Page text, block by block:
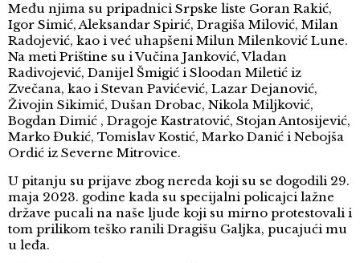
Među njima su pripadnici Srpske liste Goran Rakić,
Igor Simić, Aleksandar Spirić, Dragiša Milović, Milan
Radojević, kao i već uhapšeni Milun Milenković Lune.
Na meti Prištine su i Vučina Janković, Vladan
Radivojević, Danijel Šmigić i Sloodan Miletić iz
Zvečana, kao i Stevan Pavićević, Lazar Dejanović,
Živojin Sikimić, Dušan Drobac, Nikola Miljković,
Bogdan Dimić , Dragoje Kastratović, Stojan Antosijević,
Marko Đukić, Tomislav Kostić, Marko Danić i Nebojša
Ordić iz Severne Mitrovice.
U pitanju su prijave zbog nereda koji su se dogodili 29.
maja 2023. godine kada su specijalni policajci lažne
države pucali na naše ljude koji su mirno protestovali i
tom prilikom teško ranili Dragišu Galjka, pucajući mu
u leđa.